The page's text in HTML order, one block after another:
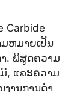
Carbide
ຫມາຍເປັນ
. ພິສູດຄວາມ
, ແລະຄວາມ
ງານການດໍາ